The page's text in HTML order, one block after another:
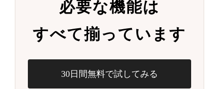
すべて揃っています
30日間無料で試してみる